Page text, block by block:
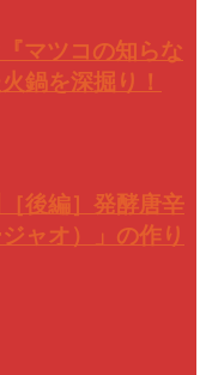
マツコの知らな
鍋を深掘り！
後編］発酵唐辛
ャオ）」の作り